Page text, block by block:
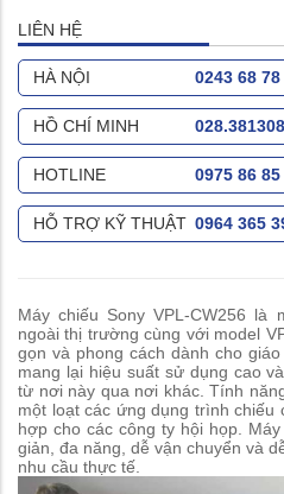
LIÊN HỆ
HÀ NỘI 0243 68 78
HỒ CHÍ MINH
HOTLINE 0975 86 85
HỖ TRỢ KỸ THUẬT 0964 365
Máy chiếu Sony VPL-CW256
ngoài thị trường cùng với model
gọn và phong cách dành cho
mang lại hiệu suất sử dụng cao
từ nơi này qua nơi khác. Tính
một loạt các ứng dụng trình
hợp cho các công ty hội họp.
giản, đa năng, dễ vận chuyển và
nhu cầu thực tế.